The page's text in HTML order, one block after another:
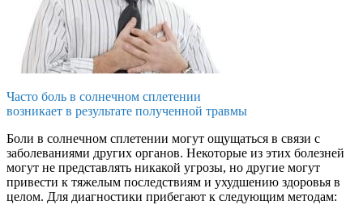
Часто боль в солнечном сплетении
возникает в результате полученной травмы
Боли в солнечном сплетении могут ощущаться в связи с
заболеваниями других органов. Некоторые из этих болезней
могут не представлять никакой угрозы, но другие могут
привести к тяжелым последствиям и ухудшению здоровья в
целом. Для диагностики прибегают к следующим методам: